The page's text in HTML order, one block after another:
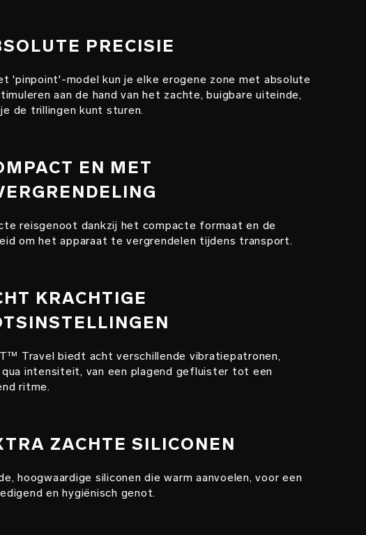
PRECISIE
'pinpoint'-model kun je elke erogene zone met absolute
aan de hand van het zachte, buigbare uiteinde,
de trillingen kunt sturen.
EN MET
reisgenoot dankzij het compacte formaat en de
om het apparaat te vergrendelen tijdens transport.
KRACHTIGE
Travel biedt acht verschillende vibratiepatronen,
qua intensiteit, van een plagend gefluister tot een
ritme.
ZACHTE SILICONEN
hoogwaardige siliconen die warm aanvoelen, voor een
en hygiënisch genot.